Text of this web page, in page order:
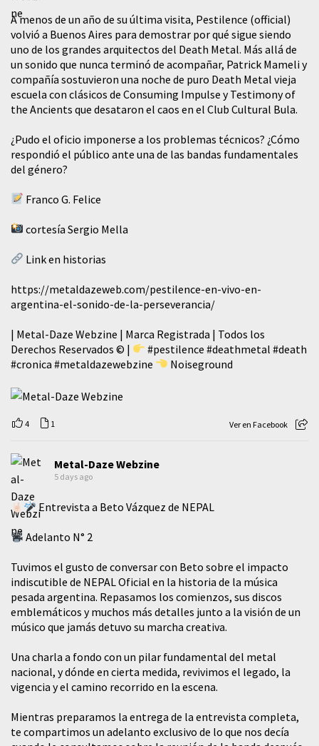
A menos de un año de su última visita, Pestilence (official)
volvió a Buenos Aires para demostrar por qué sigue siendo
uno de los grandes arquitectos del Death Metal. Más allá de
un sonido que nunca terminó de acompañar, Patrick Mameli y
compañía sostuvieron una noche de puro Death Metal vieja
escuela con clásicos de Consuming Impulse y Testimony of
the Ancients que desataron el caos en el Club Cultural Bula.
¿Pudo el oficio imponerse a los problemas técnicos? ¿Cómo
respondió el público ante una de las bandas fundamentales
del género?
Franco G. Felice
cortesía Sergio Mella
Link en historias
https://metaldazeweb.com/pestilence-en-vivo-en-
argentina-el-sonido-de-la-perseverancia/
| Metal-Daze Webzine | Marca Registrada | Todos los
Derechos Reservados © |
#pestilence #deathmetal #death
#cronica #metaldazewebzine Noiseground
4 1 Ver en Facebook
Metal-Daze Webzine
5 days ago
Entrevista a Beto Vázquez de NEPAL
Adelanto N° 2
Tuvimos el gusto de conversar con Beto sobre el impacto
indiscutible de NEPAL Oficial en la historia de la música
pesada argentina. Repasamos los comienzos, sus discos
emblemáticos y muchos más detalles junto a la visión de un
músico que jamás detuvo su marcha creativa.
​Una charla a fondo con un pilar fundamental del metal
nacional, y dónde en cierta medida, revivimos el legado, la
vigencia y el camino recorrido en la escena.
Mientras preparamos la entrega de la entrevista completa,
te compartimos un adelanto exclusivo de lo que nos decía